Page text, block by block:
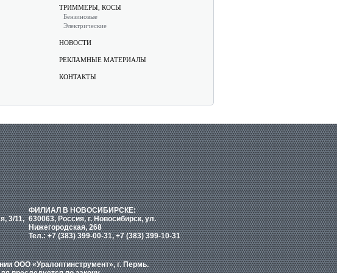
ТРИММЕРЫ, КОСЫ
Бензиновые
Электрические
НОВОСТИ
РЕКЛАМНЫЕ МАТЕРИАЛЫ
КОНТАКТЫ
3/11,
ФИЛИАЛ В НОВОСИБИРСКЕ:
630063, Россия, г. Новосибирск, ул.
Нижегородская, 268
Тел.: +7 (383) 399-00-31, +7 (383) 399-10-31
ООО «Уралоптинструмент», г. Пермь.